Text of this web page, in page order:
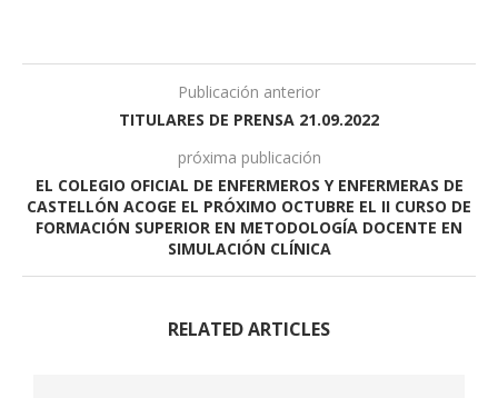
Publicación anterior
TITULARES DE PRENSA 21.09.2022
próxima publicación
EL COLEGIO OFICIAL DE ENFERMEROS Y ENFERMERAS DE
CASTELLÓN ACOGE EL PRÓXIMO OCTUBRE EL II CURSO DE
FORMACIÓN SUPERIOR EN METODOLOGÍA DOCENTE EN
SIMULACIÓN CLÍNICA
RELATED ARTICLES